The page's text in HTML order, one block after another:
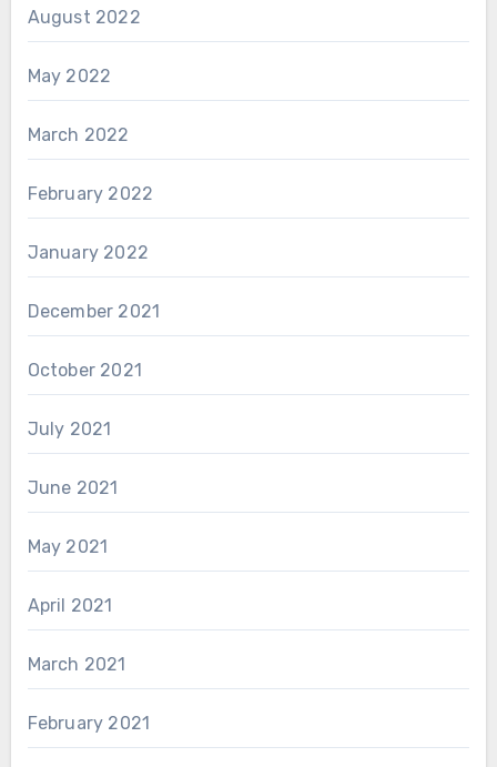
August 2022
May 2022
March 2022
February 2022
January 2022
December 2021
October 2021
July 2021
June 2021
May 2021
April 2021
March 2021
February 2021